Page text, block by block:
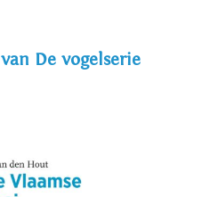
De vogelserie